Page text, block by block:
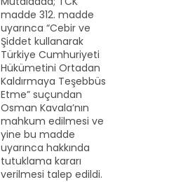
madde 312. madde
uyarınca “Cebir ve
Şiddet kullanarak
Türkiye Cumhuriyeti
Hükümetini Ortadan
Kaldırmaya Teşebbüs
Etme” suçundan
Osman Kavala’nın
mahkum edilmesi ve
yine bu madde
uyarınca hakkında
tutuklama kararı
verilmesi talep edildi.